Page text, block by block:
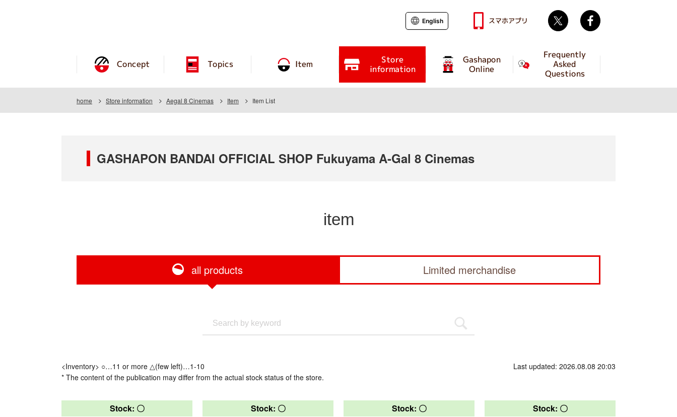
Concept Topics Item Store
information
Gashapon
Online
Frequently
Asked
Questions
English スマホアプリ Twitter
home Store information Aegal 8 Cinemas Item Item List
GASHAPON BANDAI OFFICIAL SHOP Fukuyama A-Gal 8 Cinemas
item
all products Limited merchandise
<Inventory> ○…11 or more △(few left)…1-10
* The content of the publication may differ from the actual stock status of the store.
Last updated: 2026.08.08 20:03
Stock: 〇 Stock: 〇 Stock: 〇 Stock: 〇